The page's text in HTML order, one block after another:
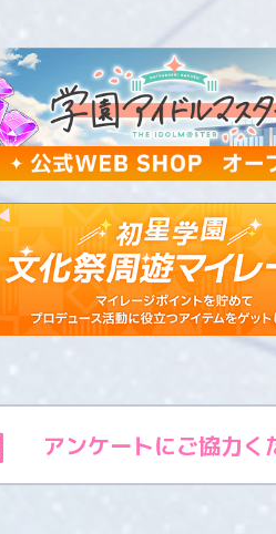
アンケートにご協力く